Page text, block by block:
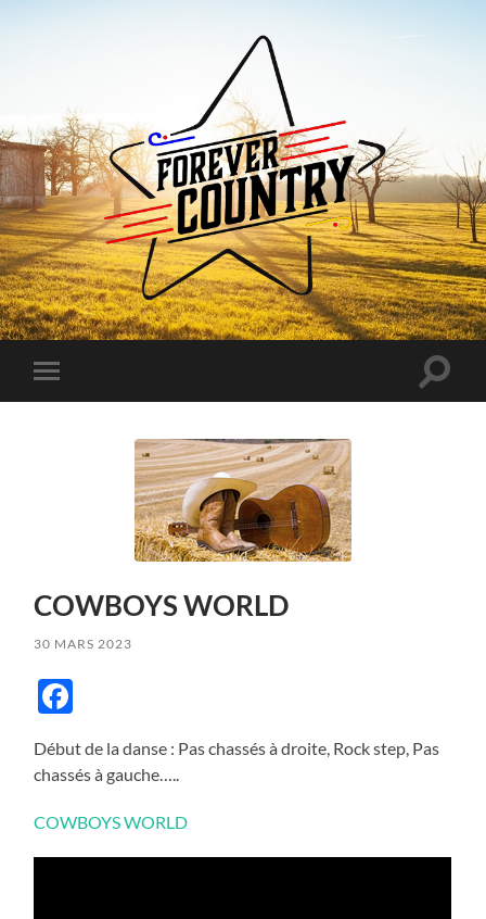
Forever
Country
Toggle
mobile
Toggle
COWBOYS WORLD
30 MARS 2023
Début de la danse : Pas chassés à droite, Rock step, Pas
chassés à gauche…..
COWBOYS WORLD